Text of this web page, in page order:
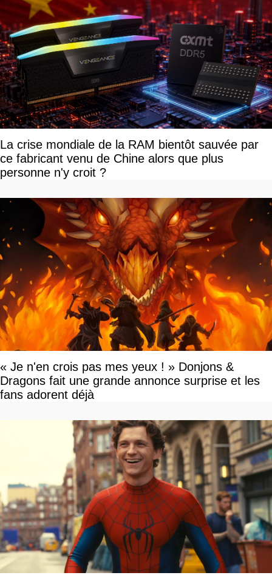
La crise mondiale de la RAM bientôt sauvée par
ce fabricant venu de Chine alors que plus
personne n'y croit ?
« Je n'en crois pas mes yeux ! » Donjons &
Dragons fait une grande annonce surprise et les
fans adorent déjà